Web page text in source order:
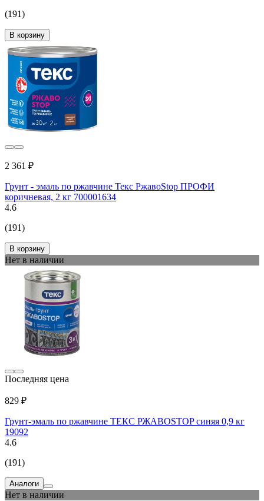
(191)
В корзину
2 361 ₽
Грунт - эмаль по ржавчине Текс РжавоStop ПРОФИ
коричневая, 2 кг 700001634
4.6
(191)
В корзину
Нет в наличии
Последняя цена
829 ₽
Грунт-эмаль по ржавчине ТЕКС РЖАВОSTOP синяя 0,9 кг
19092
4.6
(191)
Аналоги
Нет в наличии